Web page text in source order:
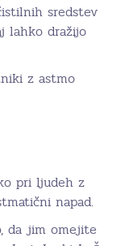
sredstev
lahko dražijo
z astmo
pri ljudeh z
napad.
da jim omejite